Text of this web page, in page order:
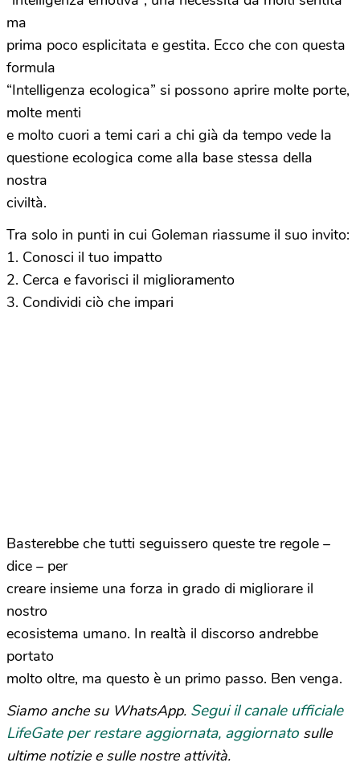
ma
prima poco esplicitata e gestita. Ecco che con questa
formula
“Intelligenza ecologica” si possono aprire molte porte,
molte menti
e molto cuori a temi cari a chi già da tempo vede la
questione ecologica come alla base stessa della
nostra
civiltà.
Tra solo in punti in cui Goleman riassume il suo invito:
1. Conosci il tuo impatto
2. Cerca e favorisci il miglioramento
3. Condividi ciò che impari
Basterebbe che tutti seguissero queste tre regole –
dice – per
creare insieme una forza in grado di migliorare il
nostro
ecosistema umano. In realtà il discorso andrebbe
portato
molto oltre, ma questo è un primo passo. Ben venga.
Siamo anche su WhatsApp. Segui il canale ufficiale
LifeGate per restare aggiornata, aggiornato sulle
ultime notizie e sulle nostre attività.